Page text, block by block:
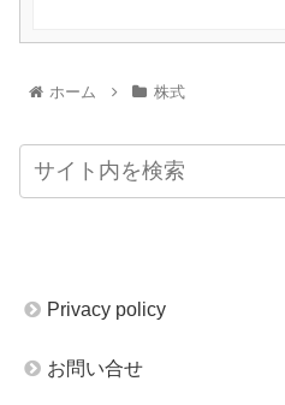
ホーム 株式
Privacy policy
お問い合せ